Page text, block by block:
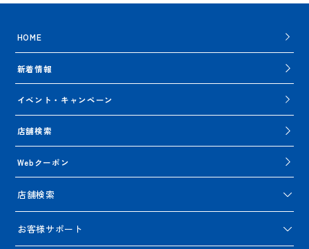
HOME
新着情報
イベント・キャンペーン
店舗検索
Webクーポン
店舗検索
お客様サポート